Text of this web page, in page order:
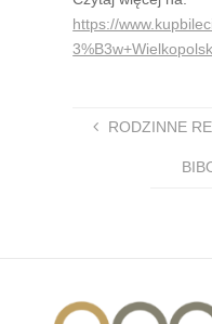
https://
RODZINNE